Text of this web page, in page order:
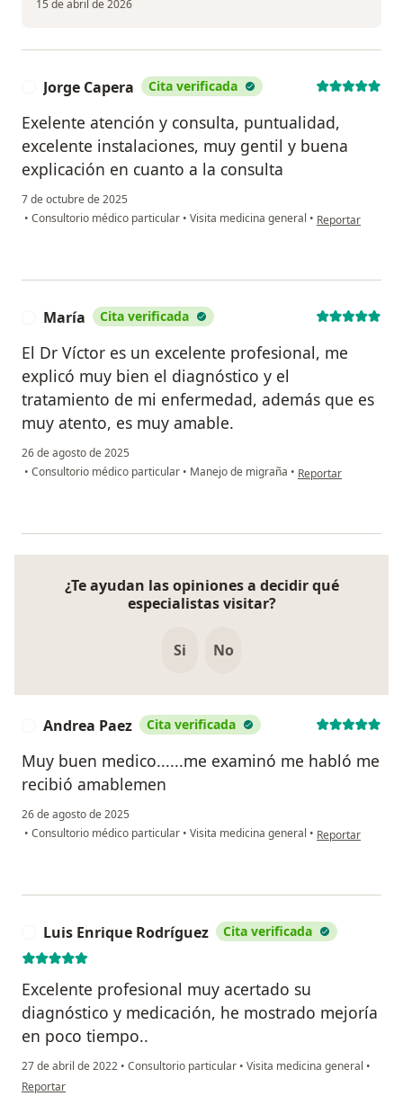
15 de abril de 2026
Jorge Capera Cita verificada
Exelente atención y consulta, puntualidad,
excelente instalaciones, muy gentil y buena
explicación en cuanto a la consulta
7 de octubre de 2025
• Consultorio médico particular • Visita medicina general • en opinión del
Reportar
María Cita verificada
El Dr Víctor es un excelente profesional, me
explicó muy bien el diagnóstico y el
tratamiento de mi enfermedad, además que es
muy atento, es muy amable.
26 de agosto de 2025
• Consultorio médico particular • Manejo de migraña • en opinión del
Reportar
¿Te ayudan las opiniones a decidir qué
especialistas visitar?
Si No
Andrea Paez Cita verificada
Muy buen medico......me examinó me habló me
recibió amablemen
26 de agosto de 2025
• Consultorio médico particular • Visita medicina general • en opinión del
Reportar
Luis Enrique Rodríguez Cita verificada
Excelente profesional muy acertado su
diagnóstico y medicación, he mostrado mejoría
en poco tiempo..
27 de abril de 2022 • Consultorio particular • Visita medicina general •
en opinión del usuario Luis Enrique Rodríguez
Reportar